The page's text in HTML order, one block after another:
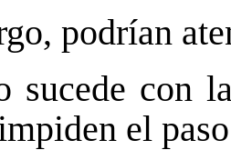
podrían
sucede con
el